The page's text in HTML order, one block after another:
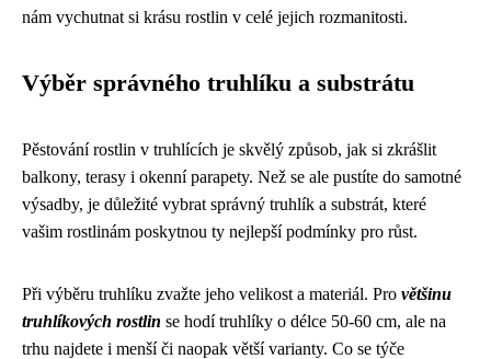
nám vychutnat si krásu rostlin v celé jejich rozmanitosti.
Výběr správného truhlíku a substrátu
Pěstování rostlin v truhlících je skvělý způsob, jak si zkrášlit
balkony, terasy i okenní parapety. Než se ale pustíte do samotné
výsadby, je důležité vybrat správný truhlík a substrát, které
vašim rostlinám poskytnou ty nejlepší podmínky pro růst.
Při výběru truhlíku zvažte jeho velikost a materiál. Pro většinu
truhlíkových rostlin se hodí truhlíky o délce 50-60 cm, ale na
trhu najdete i menší či naopak větší varianty. Co se týče